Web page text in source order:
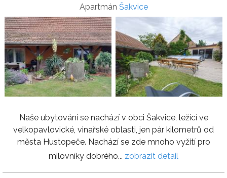
Apartmán Šakvice
Naše ubytování se nachází v obci Šakvice, ležící ve
velkopavlovické, vinařské oblasti, jen pár kilometrů od
města Hustopeče. Nachází se zde mnoho vyžití pro
milovníky dobrého... zobrazit detail